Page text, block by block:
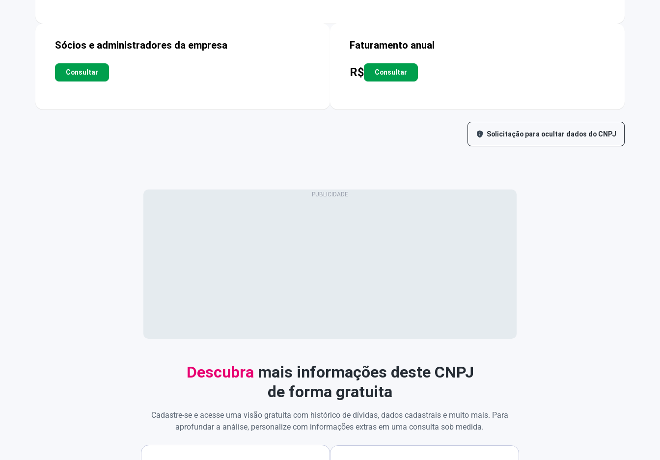
Sócios e administradores da empresa
Consultar
Faturamento anual
R$ Consultar
Solicitação para ocultar dados do CNPJ
Descubra mais informações deste CNPJ
de forma gratuita
Cadastre-se e acesse uma visão gratuita com histórico de dívidas, dados cadastrais e muito mais. Para
aprofundar a análise, personalize com informações extras em uma consulta sob medida.